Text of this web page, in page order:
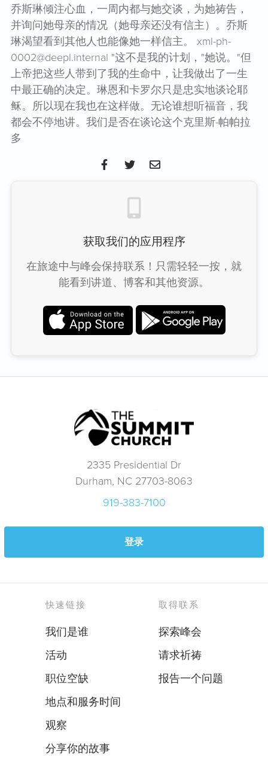
乔斯琳倾注心血，一周内都与她交谈，为她祷告，
并询问她母亲的情况（她母亲还没有信主）。乔斯
琳渴望看到其他人也能像她一样信主。 xml-ph-
0002@deepl.internal "这不是我的计划，"她说。"但
上帝把这些人带到了我的生命中，让我做出了一生
中最正确的决定。琳恩和卡罗尔只是忠实地谈论耶
稣。所以现在我也在这样做。无论谁想听福音，我
都会不停地讲。我们是否在谈论这个克里斯-帕帕拉
多
获取我们的应用程序
在旅途中与峰会保持联系！只需轻轻一按，就
能看到讲道、博客和其他资源。
2335 Presidential Dr
Durham, NC 27703-8063
919-383-7100
登录
快速链接
我们是谁
活动
职位空缺
地点和服务时间
观察
分享你的故事
取得联系
探索峰会
请求祈祷
报告一个问题